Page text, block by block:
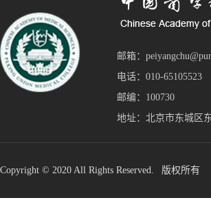
邮箱：
电话：010-65105523
邮编：100730
地址：北京市东城区
Copyright © 2020 All Rights Reserved. 版权所有